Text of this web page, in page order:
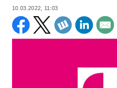
10.03.2022, 11:03